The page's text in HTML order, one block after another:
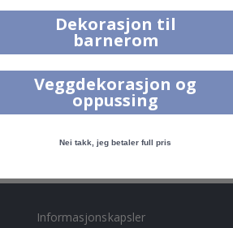
Informasjonskapsler
Dekorasjon til
barnerom
Veggdekorasjon og
oppussing
Nei takk, jeg betaler full pris